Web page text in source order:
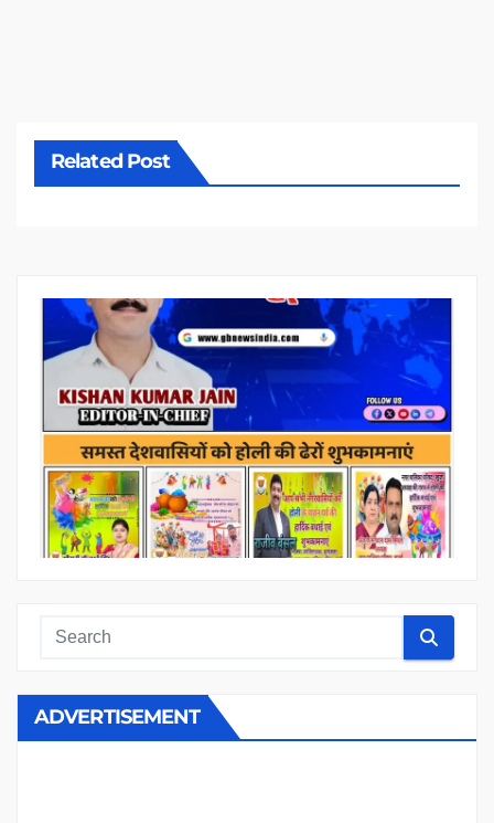
Related Post
ADVERTISEMENT